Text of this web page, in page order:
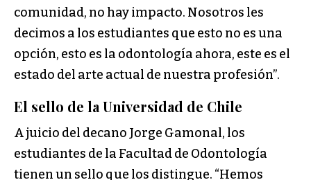
comunidad, no hay impacto. Nosotros les
decimos a los estudiantes que esto no es una
opción, esto es la odontología ahora, este es el
estado del arte actual de nuestra profesión”.
El sello de la Universidad de Chile
A juicio del decano Jorge Gamonal, los
estudiantes de la Facultad de Odontología
tienen un sello que los distingue. “Hemos